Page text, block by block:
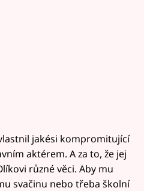
jakési kompromitující
aktérem. A za to, že jej
různé věci. Aby mu
svačinu nebo třeba školní